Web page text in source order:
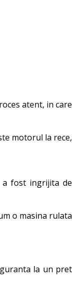
atent, in care
motorul la rece,
a fost ingrijita de
o masina rulata
la un pret